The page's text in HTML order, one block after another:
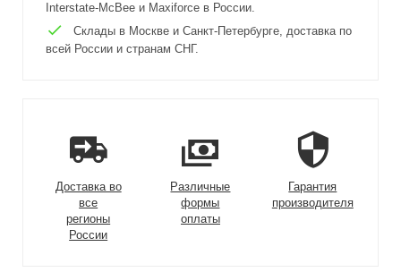
Interstate-McBee и Maxiforce в России.
Склады в Москве и Санкт-Петербурге, доставка по
всей России и странам СНГ.
Доставка во
все
регионы
России
Различные
формы
оплаты
Гарантия
производителя